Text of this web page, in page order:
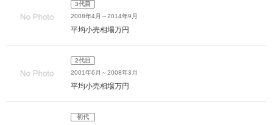
3代目
2008年4月～2014年9月
平均小売相場万円
2代目
2001年6月～2008年3月
平均小売相場万円
初代